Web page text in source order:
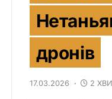
дронів
17.03.2026 2